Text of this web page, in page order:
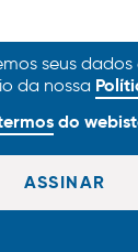
seus dados
da nossa
do